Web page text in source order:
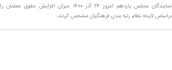
نمایندگان مجلس یازدهم امروز 24 آذر 1400 میزان افزایش حقوق معلمان را
براساس لایحه نظام رتبه بندی فرهنگیان مشخص کردند.